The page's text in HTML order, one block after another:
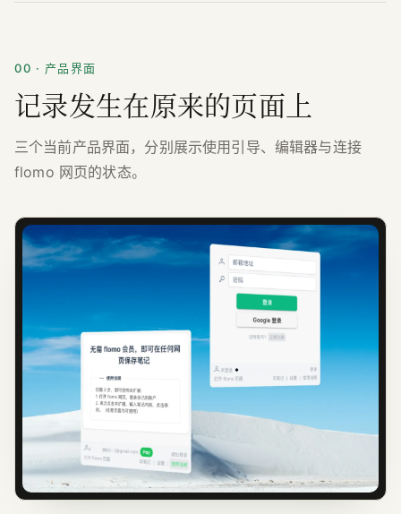
00 · 产品界面
记录发生在原来的页面上
三个当前产品界面，分别展示使用引导、编辑器与连接
flomo 网页的状态。